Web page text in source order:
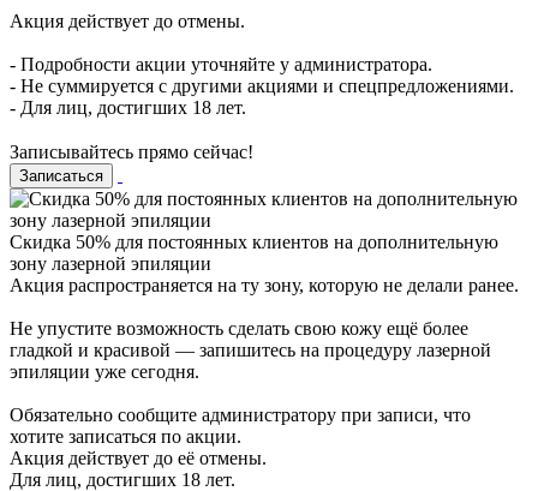
Акция действует до отмены.
- Подробности акции уточняйте у администратора.
- Не суммируется с другими акциями и спецпредложениями.
- Для лиц, достигших 18 лет.
Записывайтесь прямо сейчас!
Записаться
Cкидка 50% для постоянных клиентов на дополнительную
зону лазерной эпиляции
Акция распространяется на ту зону, которую не делали ранее.
Не упустите возможность сделать свою кожу ещё более
гладкой и красивой — запишитесь на процедуру лазерной
эпиляции уже сегодня.
Обязательно сообщите администратору при записи, что
хотите записаться по акции.
Акция действует до её отмены.
Для лиц, достигших 18 лет.